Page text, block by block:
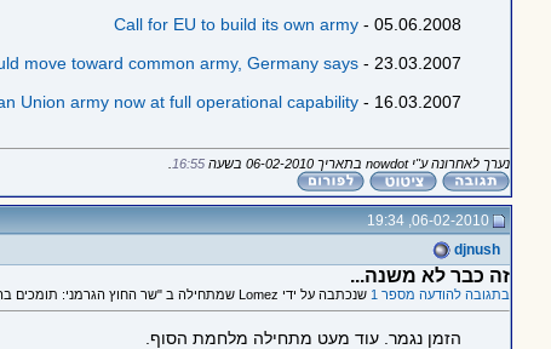
05.06.2008 -
Call for EU to build its own army
23.03.2007 -
move toward common army, Germany says
16.03.2007 -
Union army now at full operational capability
נערך לאחרונה ע"י nowdot בתאריך 06-02-2010 בשעה 16:55
06-02-2010, 19:34
djnush
זה כבר לא משנה...
בתגובה להודעה מספר 1 שנכתבה על ידי Lomez שמתחילה ב "שר החוץ הגרמני: תומכים בהקמת צבא אירופי"
הזמן נגמר. עוד מעט מתחילה מלחמת הסוף.